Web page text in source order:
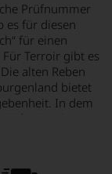
Prüfnummer
es für diesen
für einen
Terroir gibt es
alten Reben
bietet
In dem
Finesse
einzigartige